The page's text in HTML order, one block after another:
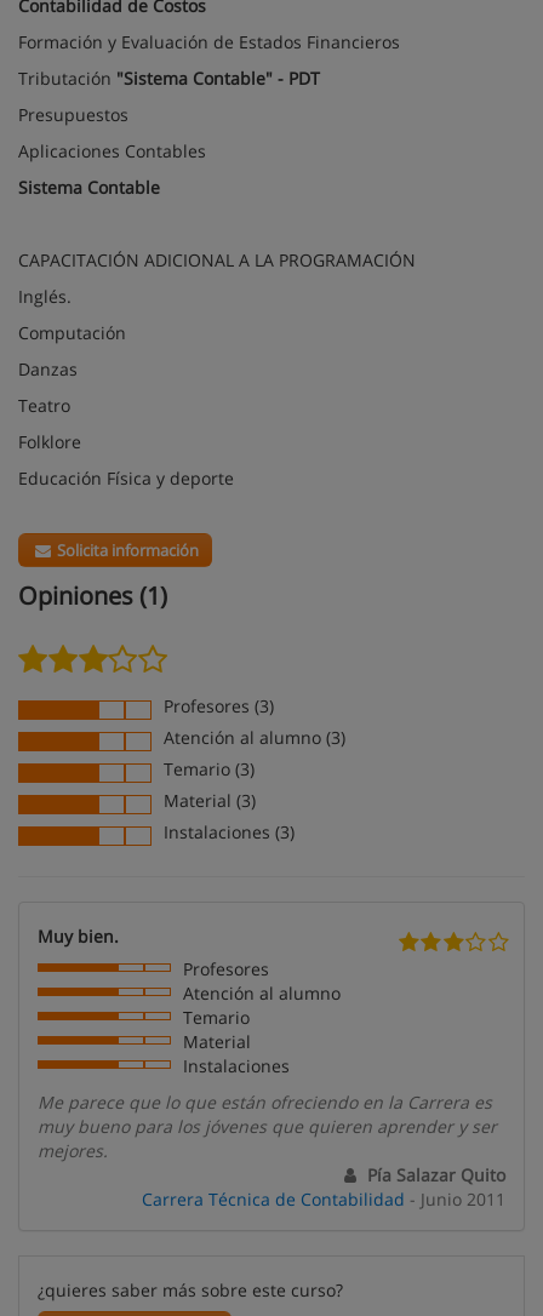
Contabilidad de Costos
Formación y Evaluación de Estados Financieros
Tributación "Sistema Contable" - PDT
Presupuestos
Aplicaciones Contables
Sistema Contable
CAPACITACIÓN ADICIONAL A LA PROGRAMACIÓN
Inglés.
Computación
Danzas
Teatro
Folklore
Educación Física y deporte
Solicita información
Opiniones (1)
Profesores (3)
Atención al alumno (3)
Temario (3)
Material (3)
Instalaciones (3)
Muy bien.
Profesores
Atención al alumno
Temario
Material
Instalaciones
Me parece que lo que están ofreciendo en la Carrera es
muy bueno para los jóvenes que quieren aprender y ser
mejores.
Pía Salazar Quito
Carrera Técnica de Contabilidad - Junio 2011
¿quieres saber más sobre este curso?